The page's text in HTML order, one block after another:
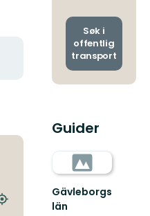
Finn
og
Søk i
offentlig
transport
Guider
Gävleborgs
län